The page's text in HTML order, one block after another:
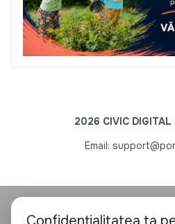
2026 CIVIC DIGITAL
Email: